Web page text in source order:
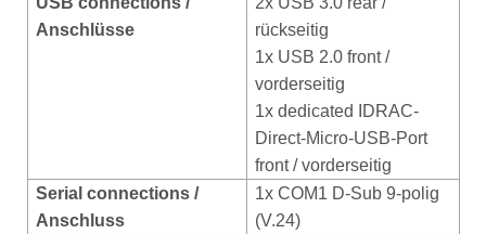
Anschlüsse
rückseitig
1x USB 2.0 front /
vorderseitig
1x dedicated IDRAC-
Direct-Micro-USB-Port
front / vorderseitig
Serial connections /
Anschluss
1x COM1 D-Sub 9-polig
(V.24)